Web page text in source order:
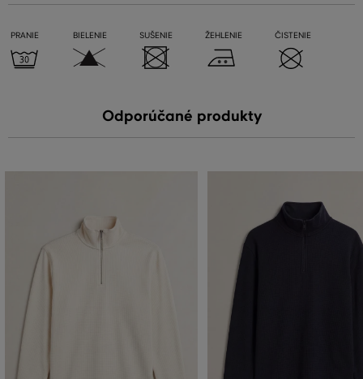
PRANIE BIELENIE SUŠENIE ŽEHLENIE ČISTENIE
Odporúčané produkty